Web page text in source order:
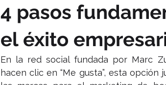
4 pasos
el éxito
En la red social fundada por Marc
hacen clic en “Me gusta”, esta